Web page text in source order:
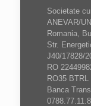
Societate
ANEVAR/
Romania,
Str.
J40/17828/
RO
RO35
Banca